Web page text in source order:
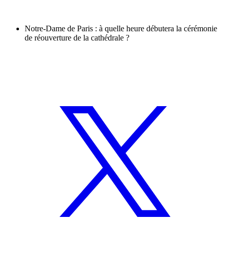
Notre-Dame de Paris : à quelle heure débutera la cérémonie
de réouverture de la cathédrale ?